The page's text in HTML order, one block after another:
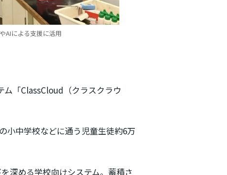
AIによる支援に活用
「ClassCloud（クラスクラウ
小中学校などに通う児童生徒約6万
深める学校向けシステム。蓄積さ